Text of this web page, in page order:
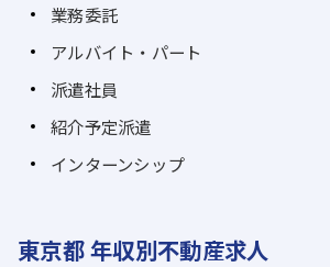
業務委託
アルバイト・パート
派遣社員
紹介予定派遣
インターンシップ
東京都 年収別不動産求人